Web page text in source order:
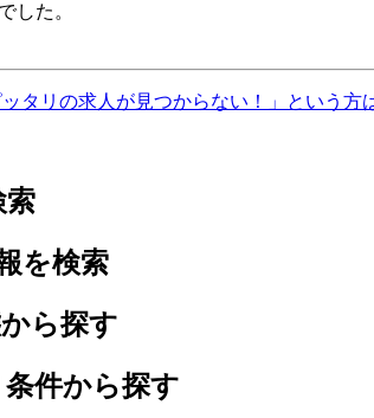
した。
ッタリの求人が見つからない！」という方
索
を検索
ら探す
件から探す